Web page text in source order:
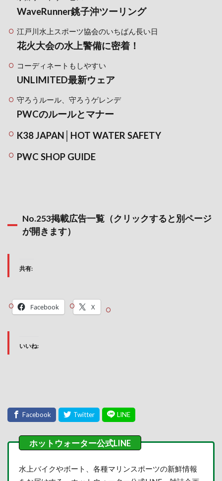
WaveRunner銚子沖ツーリング
江戸川水上スポーツ協会のいちばん長い日
花火大会の水上警備に密着！
コーディネートもしやすい
UNLIMITED最新ウェア
守ろうルール、守ろうゲレンデ
PWCのルールとマナー
K38 JAPAN│HOT WATER SAFETY
PWC SHOP GUIDE
No.253掲載広告一覧（クリックすると別ページ
が開きます）
共有:
Facebook X
いいね:
水上バイクやボート、各種マリンスポーツの新鮮情報